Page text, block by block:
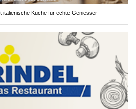
italienische Küche für echte Geniesser